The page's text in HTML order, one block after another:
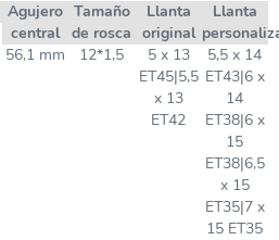
Agujero
central
Tamaño
de rosca
Llanta
original
Llanta
56,1 mm 12*1,5
5 x 13
ET45|5,5
x 13
ET42
5,5 x 14
ET43|6 x
14
ET38|6 x
15
ET38|6,5
x 15
ET35|7 x
15 ET35